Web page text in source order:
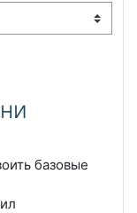
базовые